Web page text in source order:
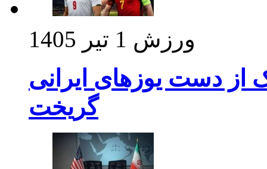
ورزش 1 تیر 1405
از دست یوزهای ایرانی
گریخت